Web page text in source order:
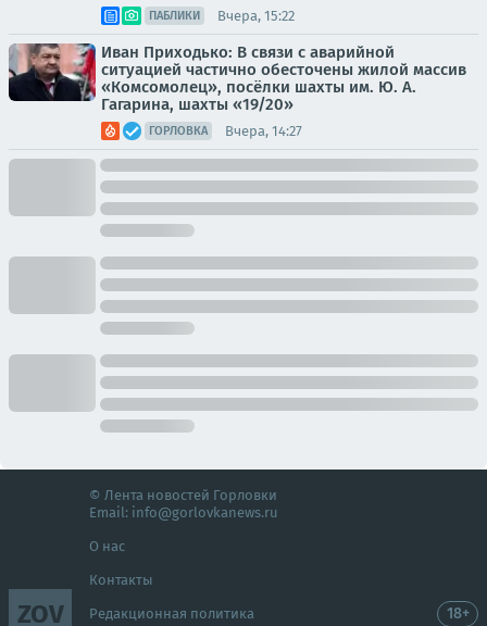
ПАБЛИКИ Вчера, 15:22
Иван Приходько: В связи с аварийной
ситуацией частично обесточены жилой массив
«Комсомолец», посёлки шахты им. Ю. А.
Гагарина, шахты «19/20»
ГОРЛОВКА Вчера, 14:27
ZOV
© Лента новостей Горловки
Email: info@gorlovkanews.ru
О нас
Контакты
Редакционная политика 18+